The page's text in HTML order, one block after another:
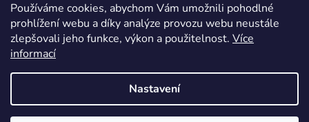
Používáme cookies, abychom Vám umožnili pohodlné
prohlížení webu a díky analýze provozu webu neustále
zlepšovali jeho funkce, výkon a použitelnost. Více
informací
Nastavení
778 011 878